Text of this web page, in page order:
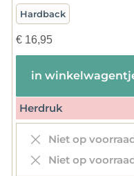
Hardback
€16,95
in
Herdruk
Niet op
Niet op